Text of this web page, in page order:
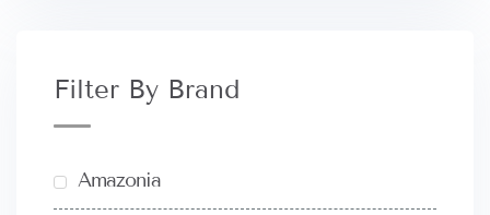
Filter By Brand
Amazonia